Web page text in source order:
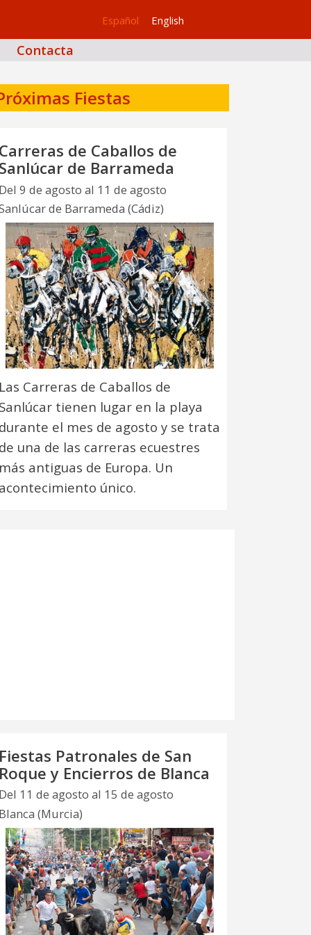
Español English
Contacta
Fiestas
de Caballos de
de Barrameda
9 de agosto al 11 de agosto
de Barrameda (Cádiz)
Carreras de Caballos de
tienen lugar en la playa
el mes de agosto y se trata
una de las carreras ecuestres
antiguas de Europa. Un
único.
Patronales de San
y Encierros de Blanca
11 de agosto al 15 de agosto
(Murcia)